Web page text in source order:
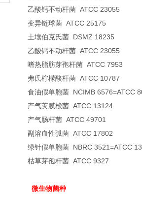
乙酸钙不动杆菌 ATCC 23055
变异链球菌 ATCC 25175
土壤伯克氏菌 DSMZ 18235
乙酸钙不动杆菌 ATCC 23055
嗜热脂肪芽孢杆菌 ATCC 7953
弗氏柠檬酸杆菌 ATCC 10787
食油假单胞菌 NCIMB 6576=ATCC
产气荚膜梭菌 ATCC 13124
产气肠杆菌 ATCC 49701
副溶血性弧菌 ATCC 17802
绿针假单胞菌 NBRC 3521=ATCC
枯草芽孢杆菌 ATCC 9327
微生物菌种